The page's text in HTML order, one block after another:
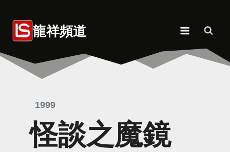
content 龍祥頻道
1999
怪談之魔鏡